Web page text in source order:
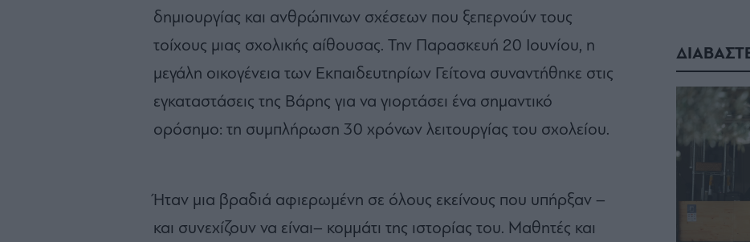
δημιουργίας και ανθρώπινων σχέσεων που ξεπερνούν τους
τοίχους μιας σχολικής αίθουσας. Την Παρασκευή 20 Ιουνίου, η
μεγάλη οικογένεια των Εκπαιδευτηρίων Γείτονα συναντήθηκε στις
εγκαταστάσεις της Βάρης για να γιορτάσει ένα σημαντικό
ορόσημο: τη συμπλήρωση 30 χρόνων λειτουργίας του σχολείου.
Ήταν μια βραδιά αφιερωμένη σε όλους εκείνους που υπήρξαν –
και συνεχίζουν να είναι– κομμάτι της ιστορίας του. Μαθητές και